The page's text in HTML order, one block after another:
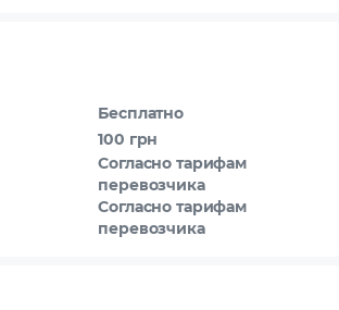
Бесплатно
100 грн
Согласно тарифам
перевозчика
Согласно тарифам
перевозчика